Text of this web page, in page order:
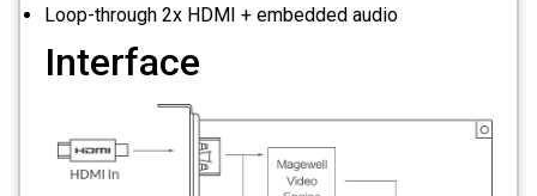
Loop-through 2x HDMI + embedded audio
Interface